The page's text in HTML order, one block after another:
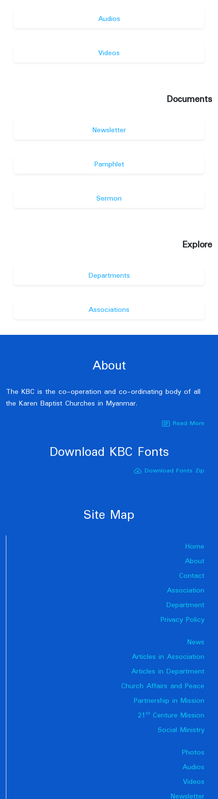
Audios
Videos
Documents
Newsletter
Pamphlet
Sermon
Explore
Departments
Associations
About
The KBC is the co-operation and co-ordinating body of all
the Karen Baptist Churches in Myanmar.
Read More
Download KBC Fonts
Download Fonts Zip
Site Map
Home
About
Contact
Association
Department
Privacy Policy
News
Articles in Association
Articles in Department
Church Affairs and Peace
Partnership in Mission
21 st Centure Mission
Social Ministry
Photos
Audios
Videos